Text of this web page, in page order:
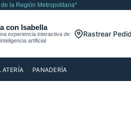
la Región Metropolitana*
Rastrear
PANADERÍA